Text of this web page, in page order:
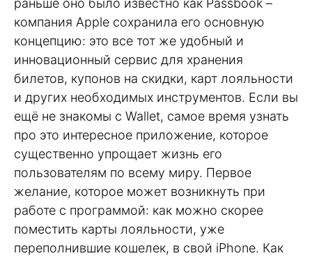
компания Apple сохранила его основную
концепцию: это все тот же удобный и
инновационный сервис для хранения
билетов, купонов на скидки, карт лояльности
и других необходимых инструментов. Если вы
ещё не знакомы с Wallet, самое время узнать
про это интересное приложение, которое
существенно упрощает жизнь его
пользователям по всему миру. Первое
желание, которое может возникнуть при
работе с программой: как можно скорее
поместить карты лояльности, уже
переполнившие кошелек, в свой iPhone. Как